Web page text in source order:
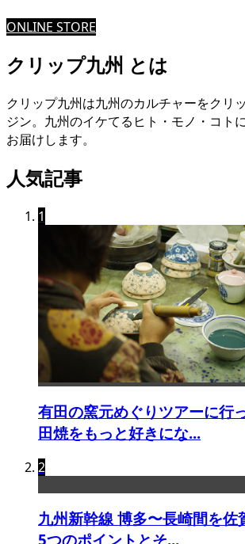
ONLINE STORE
クリップ九州 とは
クリップ九州は九州のカルチャーをクリ
ジン。九州のイケてるヒト・モノ・コト
お届けします。
人気記事
1
有田の窯元めぐりツアーに行
田焼をもっと好きにな...
2
九州新幹線 博多〜長崎間を佐
5つのポイントとそ...